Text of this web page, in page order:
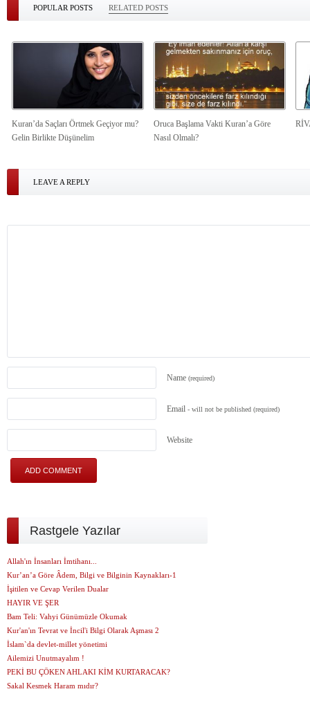
POPULAR POSTS RELATED POSTS
Kuran’da Saçları Örtmek Geçiyor mu?
Gelin Birlikte Düşünelim
Oruca Başlama Vakti Kuran’a Göre
Nasıl Olmalı?
LEAVE A REPLY
Name (required)
Email - will not be published (required)
Website
Rastgele Yazılar
Allah'ın İnsanları İmtihanı...
Kur’an’a Göre Âdem, Bilgi ve Bilginin Kaynakları-1
İşitilen ve Cevap Verilen Dualar
HAYIR VE ŞER
Bam Teli: Vahyi Günümüzle Okumak
Kur'an'ın Tevrat ve İncil'i Bilgi Olarak Aşması 2
İslam`da devlet-millet yönetimi
Ailemizi Unutmayalım !
PEKİ BU ÇÖKEN AHLAKI KİM KURTARACAK?
Sakal Kesmek Haram mıdır?